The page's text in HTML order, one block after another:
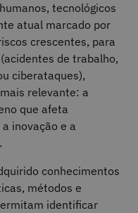
tecnológicos
atual marcado por
crescentes, para
de trabalho,
ciberataques),
relevante: a
que afeta
inovação e a
conhecimentos
métodos e
identificar